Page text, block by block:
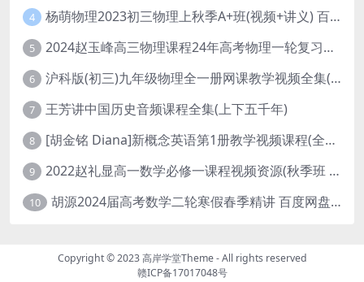
4 杨萌物理2023初三物理上秋季A+班(视频+讲义) 百度网盘分享
5 2024赵玉峰高三物理课程24年高考物理一轮复习网课教程
6 沪科版(初三)九年级物理全一册网课教学视频全集(录播版 杜春雨 66讲)
7 王芳讲中国历史音频课程全集(上下五千年)
8 [胡金铭 Diana]新概念英语第1册教学视频课程(全集 百度网盘下载)
9 2022赵礼显高一数学必修一课程视频资源(秋季班 含讲义)百度网盘云
10 胡源2024届高考数学二轮寒假春季精讲 百度网盘分享
Copyright © 2023高岸学堂Theme- All rights reserved
赣ICP备17017048号